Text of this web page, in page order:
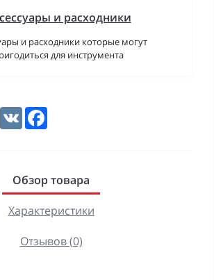
и расходники
и расходники которые могут
для инструмента
Email VK
Обзор товара
Характеристики
Отзывов (0)